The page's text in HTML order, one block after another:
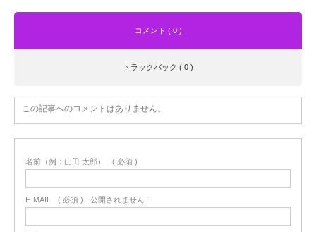
コメント ( 0 )
トラックバック ( 0 )
この記事へのコメントはありません。
名前（例：山田 太郎） ( 必須 )
E-MAIL ( 必須 ) - 公開されません -